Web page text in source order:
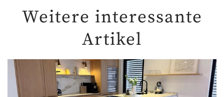
Weitere interessante
Artikel